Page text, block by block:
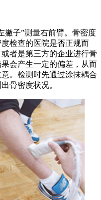
撇子”测量右前臂。骨密度
检查的医院是否正规而
者是第三方的企业进行骨
会产生一定的偏差，从而
。检测时先通过涂抹耦合
骨密度状况。